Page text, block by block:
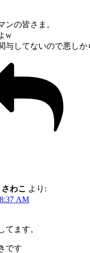
ンの皆さま。
w
与してないので悪しか
さわこ より:
AM
てます。
です